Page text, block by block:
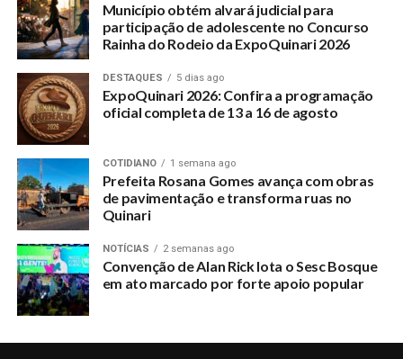
Município obtém alvará judicial para
participação de adolescente no Concurso
Rainha do Rodeio da ExpoQuinari 2026
DESTAQUES 5 dias ago
ExpoQuinari 2026: Confira a programação
oficial completa de 13 a 16 de agosto
COTIDIANO 1 semana ago
Prefeita Rosana Gomes avança com obras
de pavimentação e transforma ruas no
Quinari
NOTÍCIAS 2 semanas ago
Convenção de Alan Rick lota o Sesc Bosque
em ato marcado por forte apoio popular